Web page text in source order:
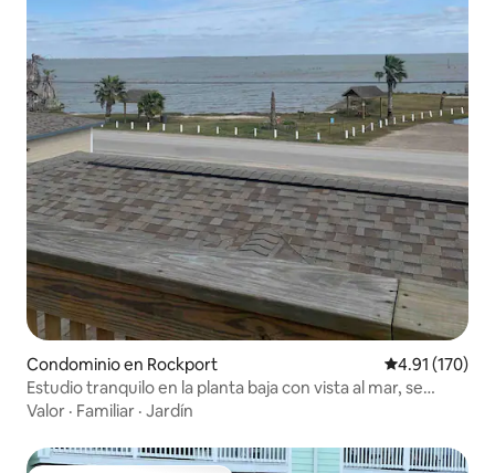
Condominio en Rockport Calificación
4.91 (170)
Estudio tranquilo en la planta baja con vista al mar, se
admiten mascotas
Valor · Familiar · Jardín